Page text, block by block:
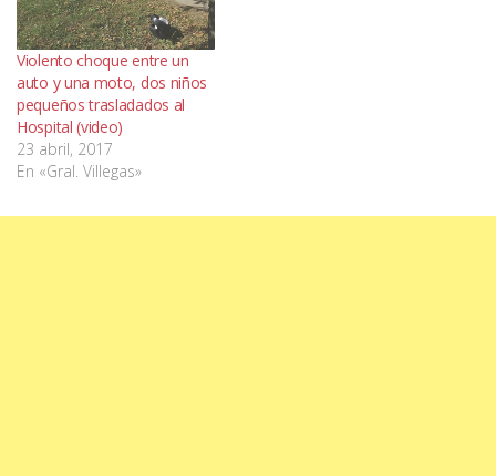
Violento choque entre un
auto y una moto, dos niños
pequeños trasladados al
Hospital (video)
23 abril, 2017
En «Gral. Villegas»